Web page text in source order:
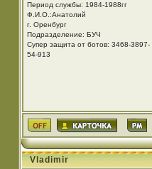
Период службы: 1984-1988гг
Ф.И.О.:Анатолий
г. Оренбург
Подразделение: БУЧ
Супер защита от ботов: 3468-3897-
54-913
Vladimir